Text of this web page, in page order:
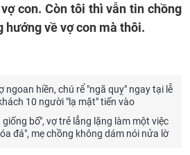
con. Còn tôi thì vẫn tin chồng
hướng về vợ con mà thôi.
ngoan hiền, chú rể "ngã quỵ" ngay tại lễ
10 người "lạ mặt" tiến vào
bố", vợ trẻ lẳng lặng làm một việc
đá", mẹ chồng không dám nói nửa lờ